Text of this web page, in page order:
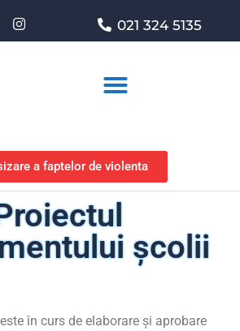
021 324 5135
a faptelor de violenta
şcolii
în curs de elaborare şi aprobare